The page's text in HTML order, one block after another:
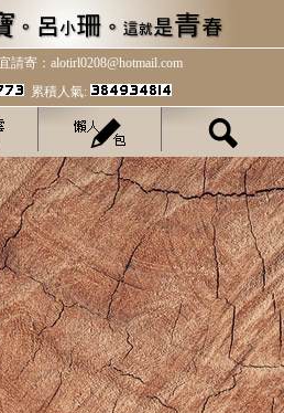
請寄：alotirl0208@hotmail.com
累積人氣: